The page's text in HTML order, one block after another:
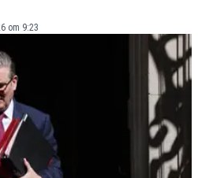
om 9:23